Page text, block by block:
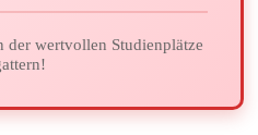
der wertvollen Studienplätze